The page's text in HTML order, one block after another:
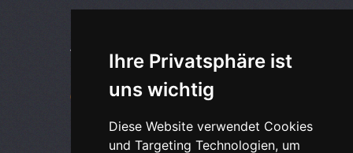
Ihre Privatsphäre ist
uns wichtig
Diese Website verwendet Cookies
und Targeting Technologien, um
TELEFON
069/870015520